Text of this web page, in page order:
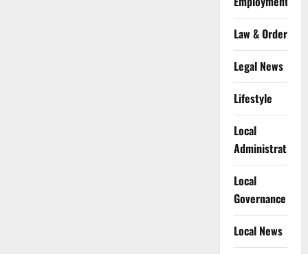
Law & Order
Legal News
Lifestyle
Local
Administration
Local
Governance
Local News